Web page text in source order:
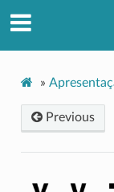
»
Previous